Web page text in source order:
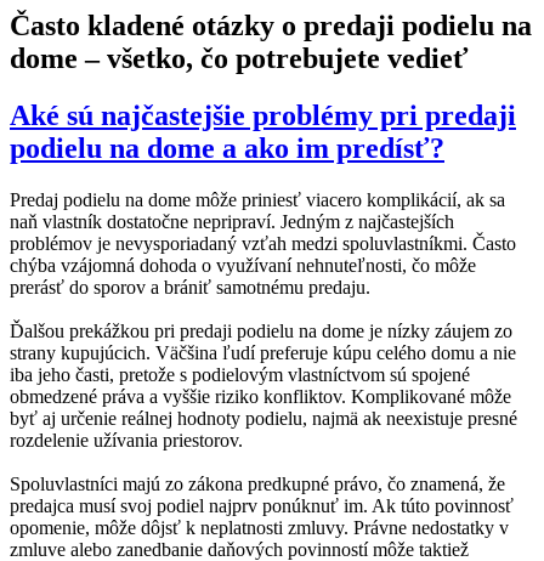
Často kladené otázky o predaji podielu na
dome – všetko, čo potrebujete vedieť
Aké sú najčastejšie problémy pri predaji
podielu na dome a ako im predísť?
Predaj podielu na dome môže priniesť viacero komplikácií, ak sa
naň vlastník dostatočne nepripraví. Jedným z najčastejších
problémov je nevysporiadaný vzťah medzi spoluvlastníkmi. Často
chýba vzájomná dohoda o využívaní nehnuteľnosti, čo môže
prerásť do sporov a brániť samotnému predaju.
Ďalšou prekážkou pri predaji podielu na dome je nízky záujem zo
strany kupujúcich. Väčšina ľudí preferuje kúpu celého domu a nie
iba jeho časti, pretože s podielovým vlastníctvom sú spojené
obmedzené práva a vyššie riziko konfliktov. Komplikované môže
byť aj určenie reálnej hodnoty podielu, najmä ak neexistuje presné
rozdelenie užívania priestorov.
Spoluvlastníci majú zo zákona predkupné právo, čo znamená, že
predajca musí svoj podiel najprv ponúknuť im. Ak túto povinnosť
opomenie, môže dôjsť k neplatnosti zmluvy. Právne nedostatky v
zmluve alebo zanedbanie daňových povinností môže taktiež